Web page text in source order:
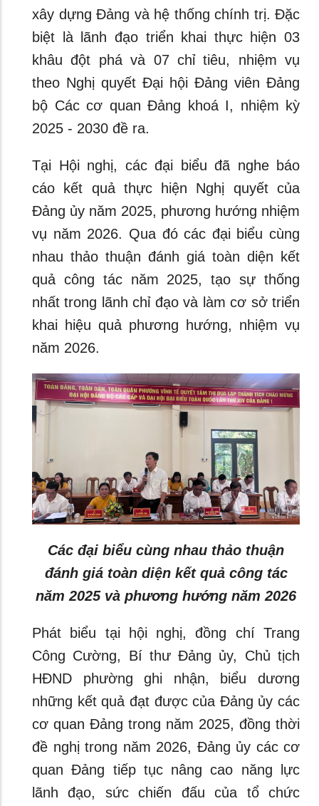
xây dựng Đảng và hệ thống chính trị. Đặc
biệt là lãnh đạo triển khai thực hiện 03
khâu đột phá và 07 chỉ tiêu, nhiệm vụ
theo Nghị quyết Đại hội Đảng viên Đảng
bộ Các cơ quan Đảng khoá I, nhiệm kỳ
2025 - 2030 đề ra.
Tại Hội nghị, các đại biểu đã nghe báo
cáo kết quả thực hiện Nghị quyết của
Đảng ủy năm 2025, phương hướng nhiệm
vụ năm 2026. Qua đó các đại biểu cùng
nhau thảo thuận đánh giá toàn diện kết
quả công tác năm 2025, tạo sự thống
nhất trong lãnh chỉ đạo và làm cơ sở triển
khai hiệu quả phương hướng, nhiệm vụ
năm 2026.
Các đại biểu cùng nhau thảo thuận
đánh giá toàn diện kết quả công tác
năm 2025 và phương hướng năm 2026
Phát biểu tại hội nghị, đồng chí Trang
Công Cường, Bí thư Đảng ủy, Chủ tịch
HĐND phường ghi nhận, biểu dương
những kết quả đạt được của Đảng ủy các
cơ quan Đảng trong năm 2025, đồng thời
đề nghị trong năm 2026, Đảng ủy các cơ
quan Đảng tiếp tục nâng cao năng lực
lãnh đạo, sức chiến đấu của tổ chức